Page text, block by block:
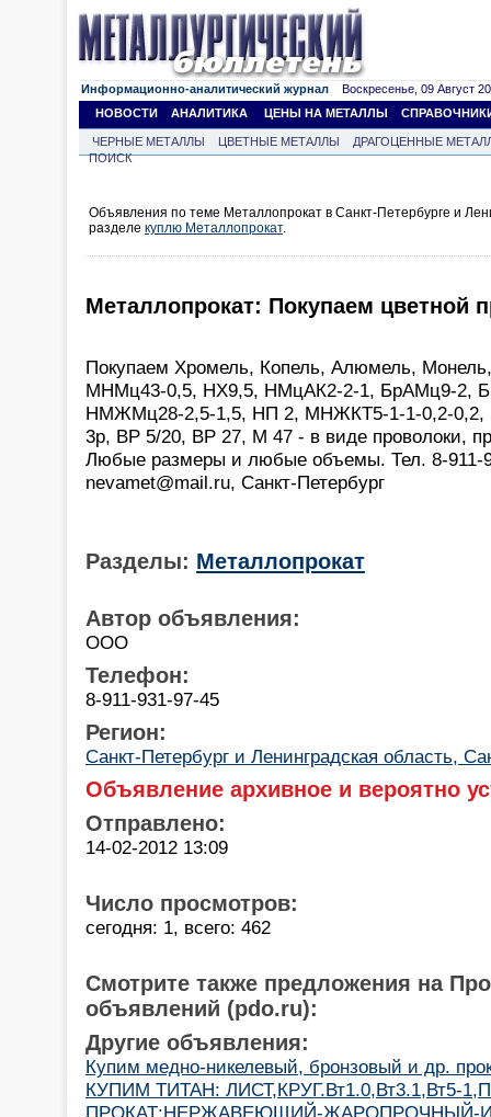
Информационно-аналитический журнал Воскресенье, 09 Август
НОВОСТИ
АНАЛИТИКА ЦЕНЫ НА МЕТАЛЛЫ
ЧЕРНЫЕ МЕТАЛЛЫ ЦВЕТНЫЕ МЕТАЛЛЫ
ДРАГОЦЕННЫЕ
ПОИСК
Объявления по теме Металлопрокат в Санкт-Петербурге и
разделе куплю Металлопрокат.
Металлопрокат: Покупаем цветной
Покупаем Хромель, Копель, Алюмель,
МНМц43-0,5, НХ9,5, НМцАК2-2-1, БрАМц9-2,
НМЖМц28-2,5-1,5, НП 2, МНЖКТ5-1-1-0,2-
3р, ВР 5/20, ВР 27, М 47 - в виде проволоки,
Любые размеры и любые объемы. Тел. 8-911-
nevamet@mail.ru, Санкт-Петербург
Разделы: Металлопрокат
Автор объявления:
ООО
Телефон:
8-911-931-97-45
Регион:
Санкт-Петербург и Ленинградская область,
Объявление архивное и вероятно
Отправлено:
14-02-2012 13:09
Число просмотров:
сегодня: 1, всего: 462
Смотрите также предложения на
объявлений (pdo.ru):
Другие объявления:
Купим медно-никелевый, бронзовый и др.
КУПИМ ТИТАН: ЛИСТ,КРУГ.Вт1.0,Вт3.1,Вт5-
ПРОКАТ:НЕРЖАВЕЮЩИЙ-ЖАРОПРОЧНЫЙ-